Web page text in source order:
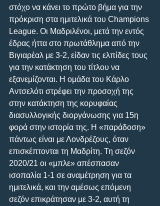
στόχο να κάνει το πρώτο βήμα για την
πρόκριση στα ημιτελικά του Champions
League. Οι Μαδριλένοι, μετά την εντός
έδρας ήττα στο πρωτάθλημα από την
Βιγιαρέαλ με 3-2, είδαν τις ελπίδες τους
για την κατάκτηση του τίτλου να
εξανεμίζονται. Η ομάδα του Κάρλο
Αντσελότι στρέφει την προσοχή της
στην κατάκτηση της κορυφαίας
διασυλλογικής διοργάνωσης για 15η
φορά στην ιστορία της. Η «παράδοση»
πάντως είναι με Λονδρέζους, όταν
επισκέπτονται τη Μαδρίτη. Τη σεζόν
2020/21 οι «μπλε» απέσπασαν
ισοπαλία 1-1 σε αναμέτρηση για τα
ημιτελικά, και την αμέσως επόμενη
σεζόν επικράτησαν με 3-2, αυτή τη